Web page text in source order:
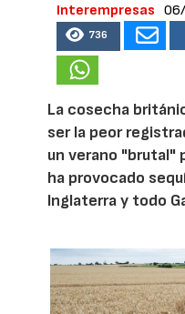
Interempresas
736
La cosecha
ser la peor
un verano "brutal"
ha provocado
Inglaterra y todo